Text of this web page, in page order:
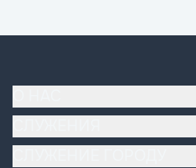
Основы вероучения